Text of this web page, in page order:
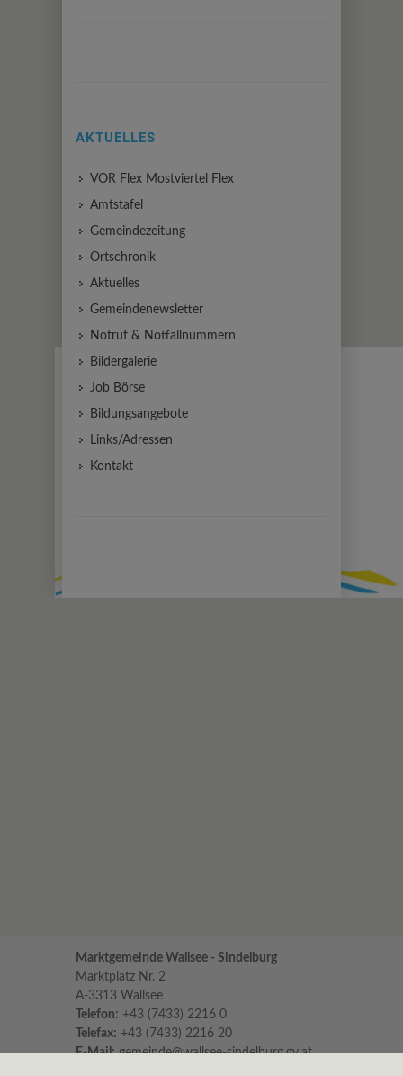
AKTUELLES
VOR Flex Mostviertel Flex
Amtstafel
Gemeindezeitung
Ortschronik
Aktuelles
Gemeindenewsletter
Notruf & Notfallnummern
Bildergalerie
Job Börse
Bildungsangebote
Links/Adressen
Kontakt
Marktgemeinde Wallsee - Sindelburg
Marktplatz Nr. 2
A-3313 Wallsee
Telefon: +43 (7433) 2216 0
Telefax: +43 (7433) 2216 20
E-Mail: gemeinde@wallsee-sindelburg.gv.at